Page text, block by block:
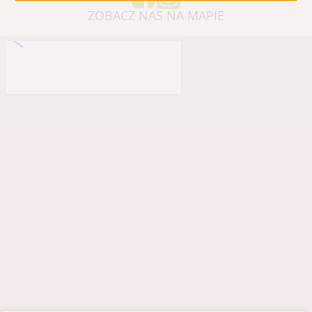
ZOBACZ NAS NA MAPIE